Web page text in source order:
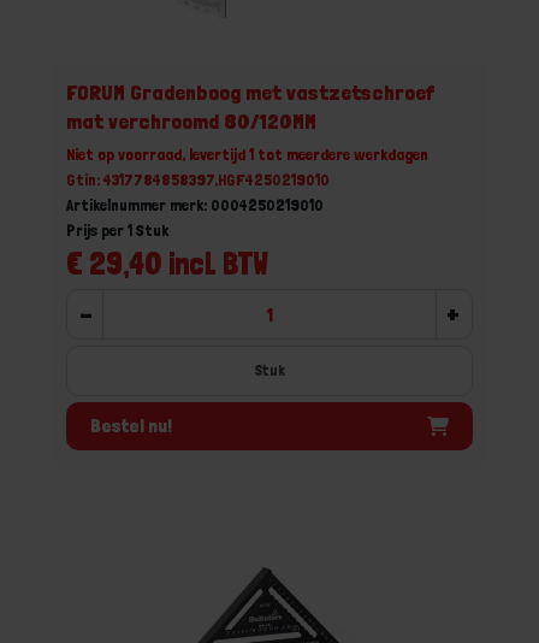
FORUM Gradenboog met vastzetschroef
mat verchroomd 80/120MM
Niet op voorraad, levertijd 1 tot meerdere werkdagen
Gtin: 4317784858397,HGF4250219010
Artikelnummer merk: 0004250219010
€ 29,40 incl. BTW
Prijs per 1 Stuk
- +
Stuk
Bestel nu!